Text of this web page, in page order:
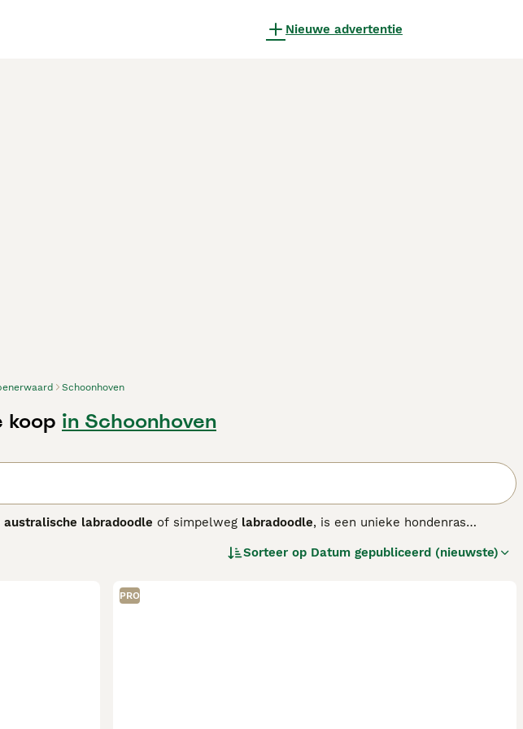
Nieuwe advertentie
Schoonhoven
koop in Schoonhoven
australische labradoodle of simpelweg labradoodle, is een unieke hondenras
vacht te hebben. De Aussies onderscheiden zich daardoor van de eerste
allergieën, al is geen hond volledig hypoallergeen. Qua uiterlijk zijn ze
ogen. Hun temperament is vriendelijk, sociaal en zeer trainbaar,
Sorteer op Datum gepubliceerd (nieuwste)
PRO